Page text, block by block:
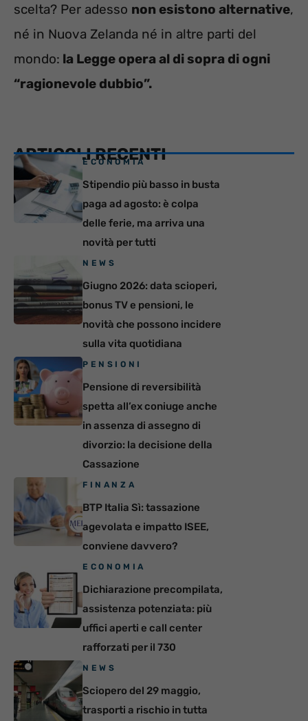
scelta? Per adesso non esistono alternative,
né in Nuova Zelanda né in altre parti del
mondo: la Legge opera al di sopra di ogni
“ragionevole dubbio”.
ARTICOLI RECENTI
ECONOMIA
Stipendio più basso in busta
paga ad agosto: è colpa
delle ferie, ma arriva una
novità per tutti
NEWS
Giugno 2026: data scioperi,
bonus TV e pensioni, le
novità che possono incidere
sulla vita quotidiana
PENSIONI
Pensione di reversibilità
spetta all’ex coniuge anche
in assenza di assegno di
divorzio: la decisione della
Cassazione
FINANZA
BTP Italia Sì: tassazione
agevolata e impatto ISEE,
conviene davvero?
ECONOMIA
Dichiarazione precompilata,
assistenza potenziata: più
uffici aperti e call center
rafforzati per il 730
NEWS
Sciopero del 29 maggio,
trasporti a rischio in tutta